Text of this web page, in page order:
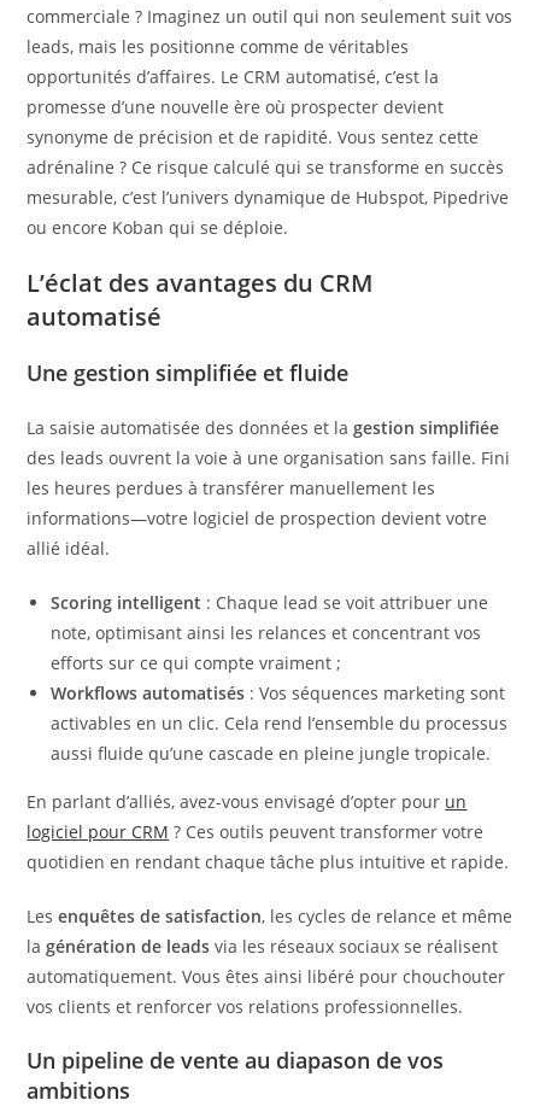
commerciale ? Imaginez un outil qui non seulement suit vos
leads, mais les positionne comme de véritables
opportunités d’affaires. Le CRM automatisé, c’est la
promesse d’une nouvelle ère où prospecter devient
synonyme de précision et de rapidité. Vous sentez cette
adrénaline ? Ce risque calculé qui se transforme en succès
mesurable, c’est l’univers dynamique de Hubspot, Pipedrive
ou encore Koban qui se déploie.
L’éclat des avantages du CRM
automatisé
Une gestion simplifiée et fluide
La saisie automatisée des données et lagestion simplifiée
des leads ouvrent la voie à une organisation sans faille. Fini
les heures perdues à transférer manuellement les
informations—votre logiciel de prospection devient votre
allié idéal.
Scoring intelligent : Chaque lead se voit attribuer une
note, optimisant ainsi les relances et concentrant vos
efforts sur ce qui compte vraiment ;
Workflows automatisés : Vos séquences marketing sont
activables en un clic. Cela rend l’ensemble du processus
aussi fluide qu’une cascade en pleine jungle tropicale.
En parlant d’alliés, avez-vous envisagé d’opter pour un
logiciel pour CRM ? Ces outils peuvent transformer votre
quotidien en rendant chaque tâche plus intuitive et rapide.
Lesenquêtes de satisfaction, les cycles de relance et même
lagénération de leads via les réseaux sociaux se réalisent
automatiquement. Vous êtes ainsi libéré pour chouchouter
vos clients et renforcer vos relations professionnelles.
Un pipeline de vente au diapason de vos
ambitions